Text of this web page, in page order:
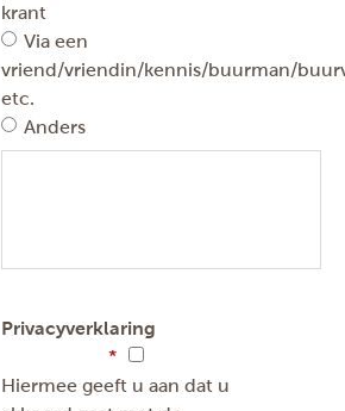
krant
Via een
vriend/vriendin/kennis/buurman/
etc.
Anders
Privacyverklaring
Hiermee geeft u aan dat u